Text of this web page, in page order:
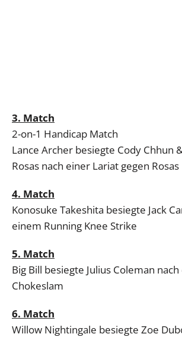
3. Match
2-on-1 Handicap Match
Lance Archer besiegte Cody Chhun
Rosas nach einer Lariat gegen Rosas
4. Match
Konosuke Takeshita besiegte Jack
einem Running Knee Strike
5. Match
Big Bill besiegte Julius Coleman
Chokeslam
6. Match
Willow Nightingale besiegte Zoe